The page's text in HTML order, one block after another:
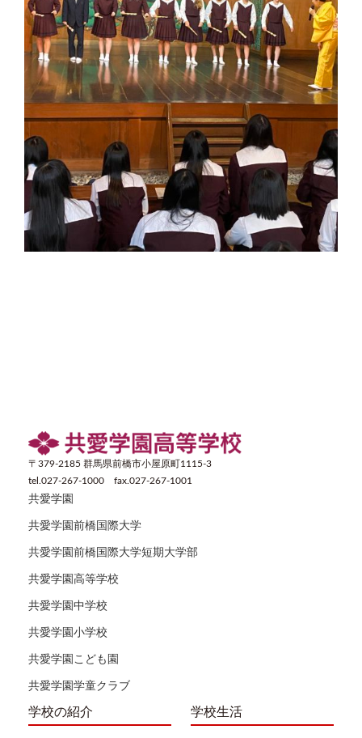
〒379-2185 群馬県前橋市小屋原町1115-3
tel.027-267-1000 fax.027-267-1001
共愛学園
共愛学園前橋国際大学
共愛学園前橋国際大学短期大学部
共愛学園高等学校
共愛学園中学校
共愛学園小学校
共愛学園こども園
共愛学園学童クラブ
学校の紹介 学校生活